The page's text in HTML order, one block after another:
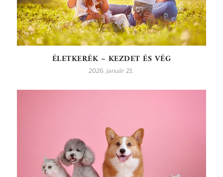
ÉLETKERÉK – KEZDET ÉS VÉG
2026. január 21.